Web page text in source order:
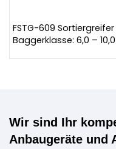
FSTG-609
Baggerklasse: 6,0 –
Wir sind Ihr
Anbaugeräte und